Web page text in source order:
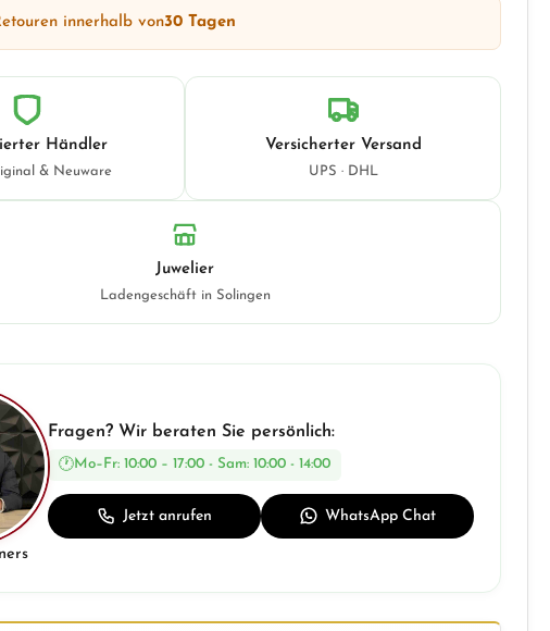
innerhalb von30 Tagen
Händler
& Neuware
Versicherter Versand
UPS · DHL
Juwelier
Ladengeschäft in Solingen
Fragen? Wir beraten Sie persönlich:
Mo–Fr: 10:00 – 17:00 - Sam: 10:00 - 14:00
Jetzt anrufen WhatsApp Chat